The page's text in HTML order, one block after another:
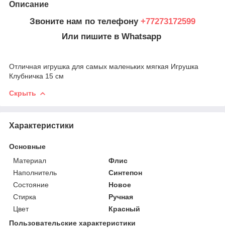
Описание
Звоните нам по телефону +77273172599
Или пишите в Whatsapp
Отличная игрушка для самых маленьких мягкая Игрушка
Клубничка 15 см
Скрыть
Характеристики
Основные
Материал
Флис
Наполнитель
Синтепон
Состояние
Новое
Стирка
Ручная
Цвет
Красный
Пользовательские характеристики